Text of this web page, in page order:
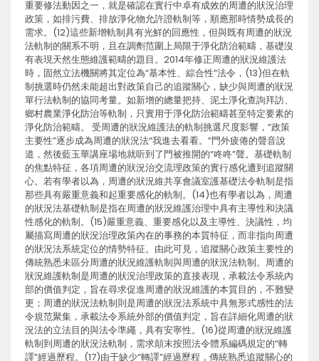
重要修法動因之一，就是確認在實行中卓有成效的周遭的狀況治理
政策，如排污費、排放淨化物允許證軌制等，順應那時情勢成長的
需求。(12)這些新增軌制具有光鮮的回應性，但與既有周遭的狀況
法軌制的關系不明，且在調劑范圍上局限于淨化防治範疇，基礎沒
有表現天然生態維護範疇的題目。2014年修正周遭的狀況維護法
時，固然立法機關將其定位為“基本性、綜合性”法令，(13)但在軌
制挑選時仍然未能超出對政策自己的追蹤關心，缺少與周遭的狀況
單行法軌制的協同考量。如新增的總量把持、泥土淨化查詢拜訪、
鄉村農業淨化防治等軌制，只實用于淨化防治範疇甚至特定要素的
淨化防治範疇。 受周遭的狀況維護法的軌制挑選尺度影響，“政策
主要性”逐步成為周遭的狀況法“我進去看看。”門外疲倦的聲音說
道，然後藍玉華講座場地就听到了門被推開的“咚咚”聲。基礎軌制
的焦點特征，各項周遭的狀況治交流理政策的實行感化遭到追蹤關
心。若有學者以為，周遭的狀況維共享會議室護基礎法令軌制是指
那些具有嚴重意義和起重要感化的軌制。(14)也有學者以為，周遭
的狀況法基礎軌制是指在周遭的狀況維護治理中具有主導性和決議
性感化的軌制。(15)嚴重意義、重要感化以及主導性、決議性，均
屬描寫周遭的狀況治理政策內在的事務的本質特征，而非指向周遭
的狀況法系統定位的情勢特征。由此可見，追蹤關心政策主要性的
傳統熟悉未區分周遭的狀況維護軌制與周遭的狀況法軌制。周遭的
狀況維護軌制是周遭的狀況治理政策的直接表現，承載法令系統內
部的價值判定，旨在尋求促進周遭的狀況維護的本質目的，不難變
更；周遭的狀況法軌制則是周遭的狀況法系統中具無形式感性的法
令規范聚集，承載法令系統外部的價值判定，旨在詳細化周遭的狀
況法的立法目的與法令準繩，具有安寧性。(16)從周遭的狀況維護
軌制到周遭的狀況法軌制，需求顛末按照法令體系編碼規定的“轉
譯”經過歷程。(17)由于缺少“轉譯”經過歷程，傳統熟悉追蹤關心的